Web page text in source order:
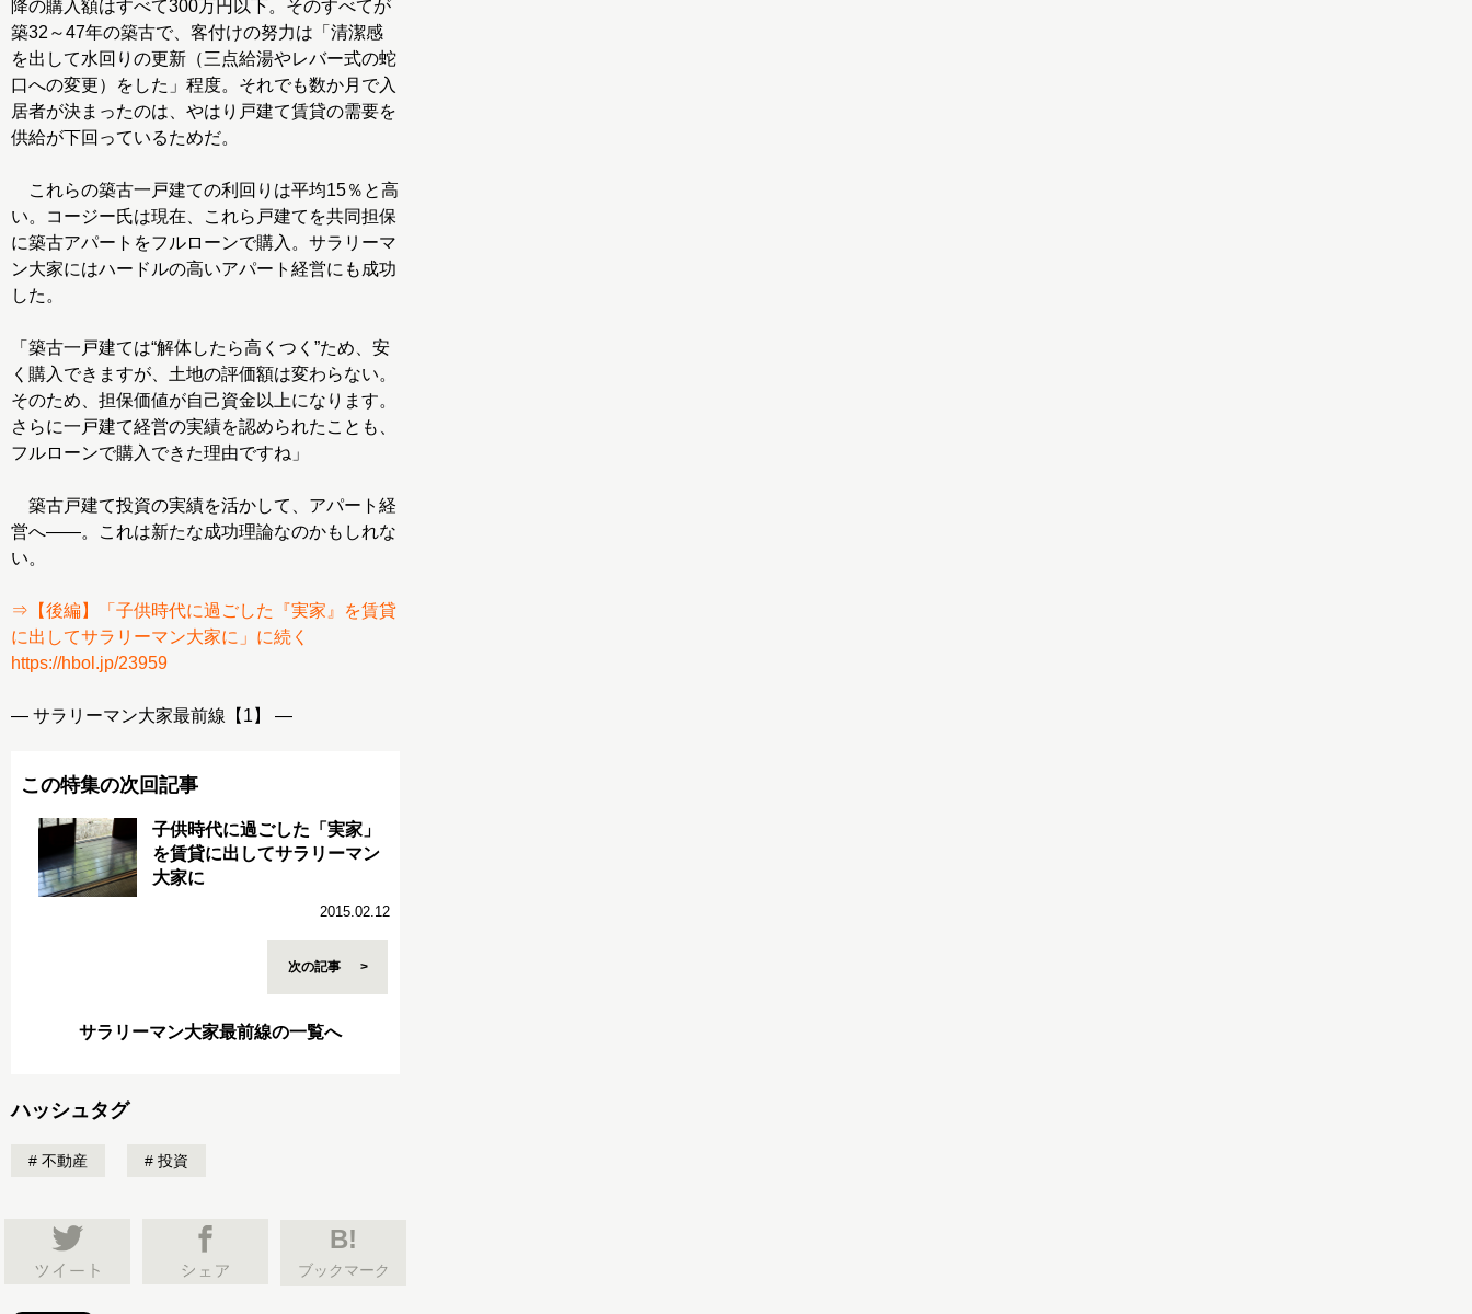
降の購入額はすべて300万円以下。そのすべてが
築32～47年の築古で、客付けの努力は「清潔感
を出して水回りの更新（三点給湯やレバー式の蛇
口への変更）をした」程度。それでも数か月で入
居者が決まったのは、やはり戸建て賃貸の需要を
供給が下回っているためだ。
これらの築古一戸建ての利回りは平均15％と高
い。コージー氏は現在、これら戸建てを共同担保
に築古アパートをフルローンで購入。サラリーマ
ン大家にはハードルの高いアパート経営にも成功
した。
「築古一戸建ては“解体したら高くつく”ため、安
く購入できますが、土地の評価額は変わらない。
そのため、担保価値が自己資金以上になります。
さらに一戸建て経営の実績を認められたことも、
フルローンで購入できた理由ですね」
築古戸建て投資の実績を活かして、アパート経
営へ――。これは新たな成功理論なのかもしれな
い。
⇒【後編】「子供時代に過ごした『実家』を賃貸
に出してサラリーマン大家に」に続く
https://hbol.jp/23959
― サラリーマン大家最前線【1】 ―
この特集の次回記事
子供時代に過ごした「実家」
を賃貸に出してサラリーマン
大家に
2015.02.12
次の記事
サラリーマン大家最前線の一覧へ
ハッシュタグ
不動産 投資
B!
ブックマーク